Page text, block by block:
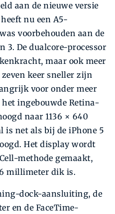
aan de nieuwe versie
heeft nu een A5-
voorbehouden aan de
3. De dualcore-processor
maar ook meer
keer sneller zijn
voor onder meer
ingebouwde Retina-
naar 1136 × 640
is net als bij de iPhone 5
Het display wordt
methode gemaakt,
millimeter dik is.
dock-aansluiting, de
en de FaceTime-